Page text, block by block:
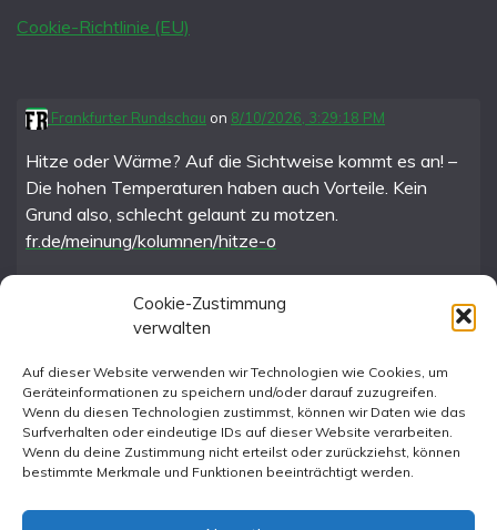
Cookie-Zustimmung
verwalten
Auf dieser Website verwenden wir Technologien wie Cookies, um
Geräteinformationen zu speichern und/oder darauf zuzugreifen.
Wenn du diesen Technologien zustimmst, können wir Daten wie das
Surfverhalten oder eindeutige IDs auf dieser Website verarbeiten.
Wenn du deine Zustimmung nicht erteilst oder zurückziehst, können
bestimmte Merkmale und Funktionen beeinträchtigt werden.
Cookie-Richtlinie (EU)
Frankfurter Rundschau on 8/10/2026, 3:29:18 PM
Hitze oder Wärme? Auf die Sichtweise kommt es an! –
Die hohen Temperaturen haben auch Vorteile. Kein
Grund also, schlecht gelaunt zu motzen.
fr.de/meinung/kolumnen/hitze-o
Instagram